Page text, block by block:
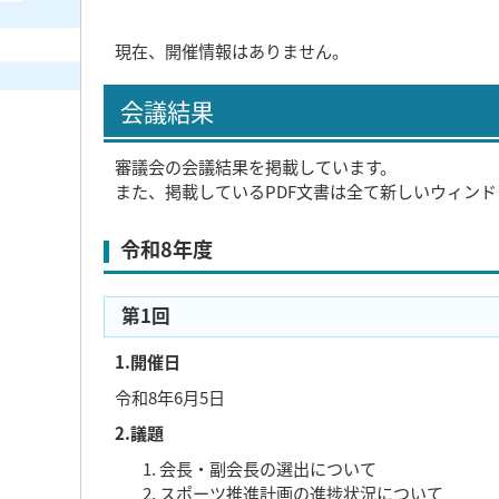
現在、開催情報はありません。
会議結果
審議会の会議結果を掲載しています。
また、掲載しているPDF文書は全て新しいウィンド
令和8年度
第1回
1.開催日
令和8年6月5日
2.議題
会長・副会長の選出について
スポーツ推進計画の進捗状況について